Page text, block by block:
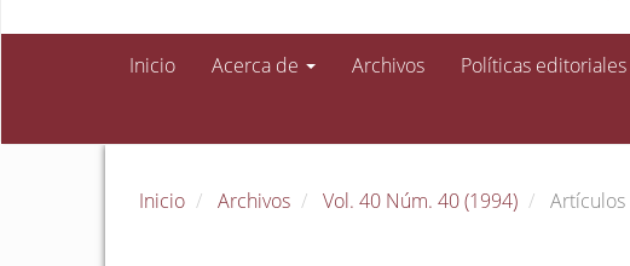
Inicio Acerca de Archivos Políticas editoriales
Inicio Archivos Vol. 40 Núm. 40 (1994) Artículos